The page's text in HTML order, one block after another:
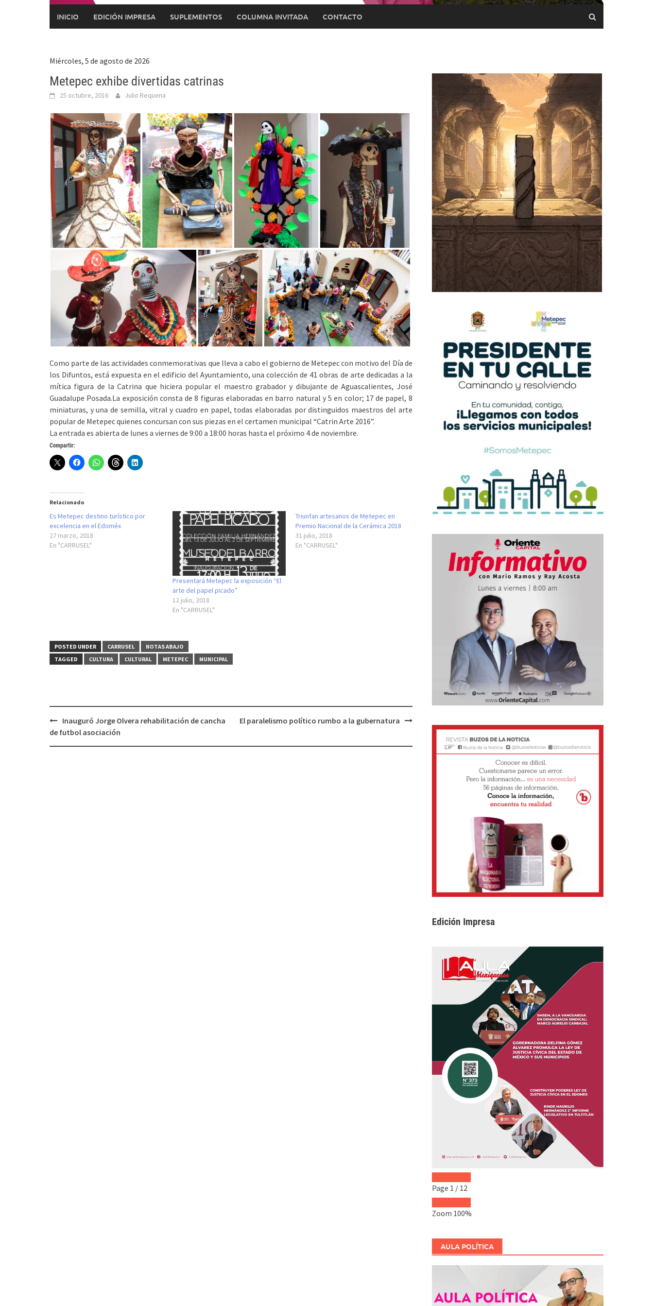
INICIO EDICIÓN IMPRESA SUPLEMENTOS COLUMNA INVITADA CONTACTO
Miércoles, 5 de agosto de 2026
Metepec exhibe divertidas catrinas
25 octubre, 2016 Julio Requena
Como parte de las actividades conmemorativas que lleva a cabo el gobierno de Metepec con motivo del Día de
los Difuntos, está expuesta en el edificio del Ayuntamiento, una colección de 41 obras de arte dedicadas a la
mítica figura de la Catrina que hiciera popular el maestro grabador y dibujante de Aguascalientes, José
Guadalupe Posada.La exposición consta de 8 figuras elaboradas en barro natural y 5 en color; 17 de papel, 8
miniaturas, y una de semilla, vitral y cuadro en papel, todas elaboradas por distinguidos maestros del arte
popular de Metepec quienes concursan con sus piezas en el certamen municipal “Catrin Arte 2016”.
La entrada es abierta de lunes a viernes de 9:00 a 18:00 horas hasta el próximo 4 de noviembre.
Compartir:
Relacionado
Es Metepec destino turístico por
excelencia en el Edoméx
27 marzo, 2018
En "CARRUSEL"
Presentará Metepec la exposición “El
arte del papel picado”
12 julio, 2018
En "CARRUSEL"
Triunfan artesanos de Metepec en
Premio Nacional de la Cerámica 2018
31 julio, 2018
En "CARRUSEL"
POSTED UNDER CARRUSEL
NOTAS ABAJO
TAGGED
CULTURA CULTURAL METEPEC MUNICIPAL
Post
navigation
Inauguró Jorge Olvera rehabilitación de cancha
de futbol asociación
El paralelismo político rumbo a la gubernatura
Edición Impresa
Page 1 / 12
Zoom 100%
AULA POLÍTICA